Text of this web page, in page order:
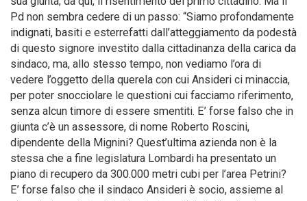
Pd non sembra cedere di un passo: “Siamo profondamente
indignati, basiti e esterrefatti dall’atteggiamento da podestà
di questo signore investito dalla cittadinanza della carica da
sindaco, ma, allo stesso tempo, non vediamo l’ora di
vedere l’oggetto della querela con cui Ansideri ci minaccia,
per poter snocciolare le questioni cui facciamo riferimento,
senza alcun timore di essere smentiti. E’ forse falso che in
giunta c’è un assessore, di nome Roberto Roscini,
dipendente della Mignini? Quest’ultima azienda non è la
stessa che a fine legislatura Lombardi ha presentato un
piano di recupero da 300.000 metri cubi per l’area Petrini?
E’ forse falso che il sindaco Ansideri è socio, assieme al